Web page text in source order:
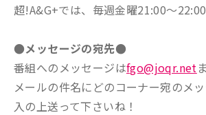
超!A&G+では、毎週金曜21:00～22:00
●メッセージの宛先●
番組へのメッセージはfgo@joqr.net
メールの件名にどのコーナー宛のメ
入の上送って下さいね！